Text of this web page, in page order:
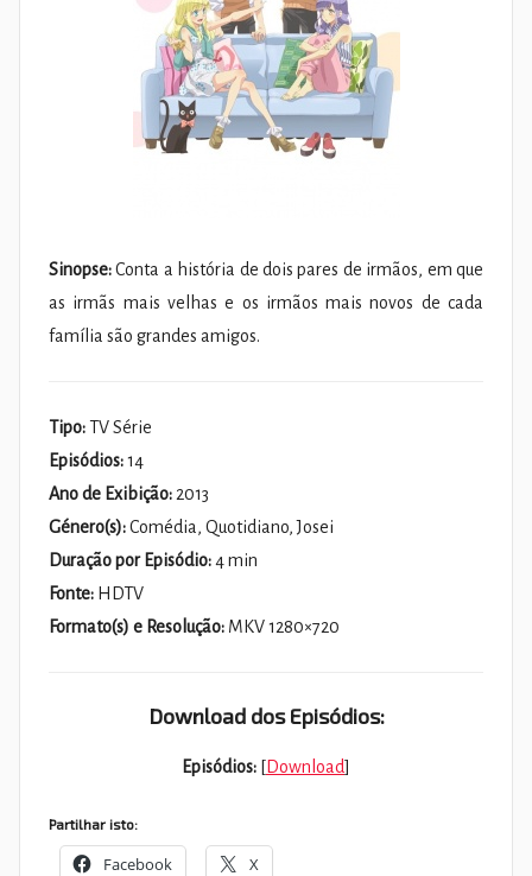
Sinopse:Conta a história de dois pares de irmãos, em que
as irmãs mais velhas e os irmãos mais novos de cada
família são grandes amigos.
Tipo:TV Série
Episódios:14
Ano de Exibição: 2013
Género(s):Comédia, Quotidiano, Josei
Duração por Episódio:4 min
Fonte: HDTV
Formato(s) e Resolução: MKV 1280×720
Download dos Episódios:
Episódios: [Download]
Partilhar isto:
Facebook X